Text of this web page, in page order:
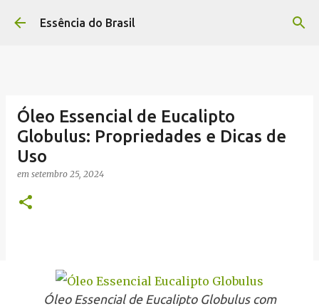
Pular para o conteúdo principal
Essência do Brasil
Óleo Essencial de Eucalipto
Globulus: Propriedades e Dicas de
Uso
em setembro 25, 2024
Óleo Essencial de Eucalipto Globulus com